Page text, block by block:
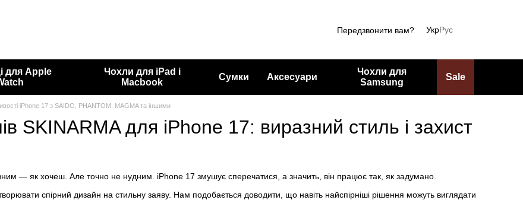
Передзвонити вам? УкрРус
для Apple
Чохли для iPad і
Macbook
Сумки Аксесуари
Чохли для
Samsung
Sale
iPhone 17 з SAIDO, PHANTOM, MAGMA та іншими
SKINARMA для iPhone 17: виразний стиль і захист
— як хочеш. Але точно не нудним. iPhone 17 змушує сперечатися, а значить, він працює так, як задумано.
спірний дизайн на стильну заяву. Нам подобається доводити, що навіть найспірніші рішення можуть виглядати